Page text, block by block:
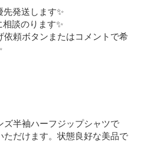
発送します✨
談のります✨
頼ボタンまたはコメントで希
半袖ハーフジップシャツで
だけます。状態良好な美品で